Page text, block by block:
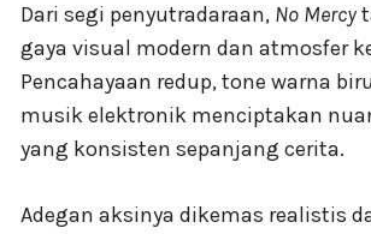
Dari segi penyutradaraan, No Mercy
gaya visual modern dan atmosfer
Pencahayaan redup, tone warna
musik elektronik menciptakan
yang konsisten sepanjang cerita.
Adegan aksinya dikemas realistis